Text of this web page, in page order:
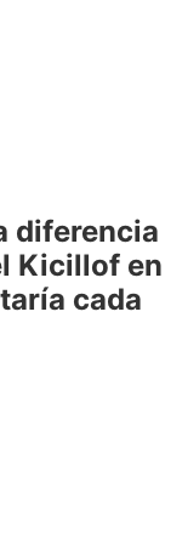
diferencia
Kicillof en
cada